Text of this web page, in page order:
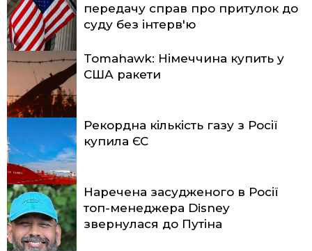
передачу справ про притулок до
суду без інтерв'ю
Tomahawk: Німеччина купить у
США ракети
Рекордна кількість газу з Росії
купила ЄС
Наречена засудженого в Росії
топ-менеджера Disney
звернулася до Путіна